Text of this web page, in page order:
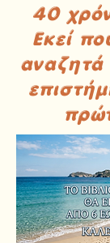
40
Εκεί